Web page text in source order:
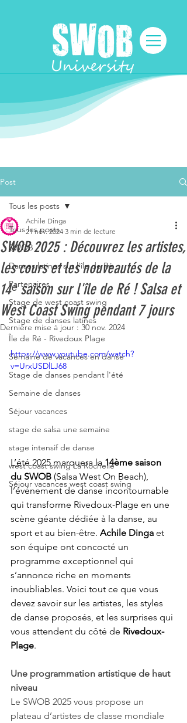
Post
Tous les posts
SWOB
Danses latines sur l'île de Ré
Partenaires
Stage de west coast swing
Stage de danses latines
Île de Ré - Rivedoux Plage
Semaine de vacances en danse
Stage de danses pendant l'été
Semaine de danses
Séjour vacances
stage de salsa une semaine
stage intensif de danse
west coast swing La Rochelle
Séjour vacances west coast swing
Tous les posts
SWOB 2025 : Découvrez les artistes,
les cours et les nouveautés de la
14ᵉ saison sur l'île de Ré ! Salsa et
West Coast Swing pendant 7 jours
Achile Dinga
21 nov. 2024 3 min de lecture
Dernière mise à jour : 30 nov. 2024
https://www.youtube.com/watch?
v=UrxUSDlLJ68
L’été 2025 marquera la 14ème saison
du SWOB (Salsa West On Beach),
l’événement de danse incontournable
qui transforme Rivedoux-Plage en une
scène géante dédiée à la danse, au
sport et au bien-être. Achile Dinga et
son équipe ont concocté un
programme exceptionnel qui
s’annonce riche en moments
inoubliables. Voici tout ce que vous
devez savoir sur les artistes, les styles
de danse proposés, et les surprises qui
vous attendent du côté de Rivedoux-
Plage.
Une programmation artistique de haut
niveau
Le SWOB 2025 vous propose un
plateau d’artistes de classe mondiale